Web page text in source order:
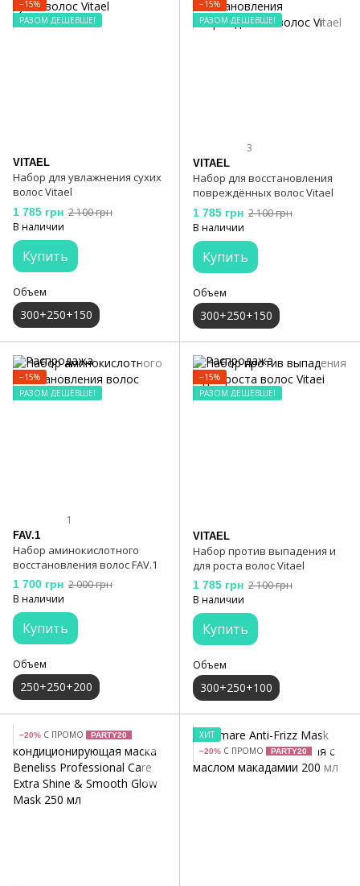
−15%
РАЗОМ ДЕШЕВШЕ!
VITAEL
Набор для увлажнения сухих
волос Vitael
1 785 грн 2 100 грн
В наличии
Купить
Объем
300+250+150
−15%
РАЗОМ ДЕШЕВШЕ!
3
VITAEL
Набор для восстановления
повреждённых волос Vitael
1 785 грн 2 100 грн
В наличии
Купить
Объем
300+250+150
−15%
РАЗОМ ДЕШЕВШЕ!
1
FAV.1
Набор аминокислотного
восстановления волос FAV.1
1 700 грн 2 000 грн
В наличии
Купить
Объем
250+250+200
−15%
РАЗОМ ДЕШЕВШЕ!
VITAEL
Набор против выпадения и
для роста волос Vitael
1 785 грн 2 100 грн
В наличии
Купить
Объем
300+250+100
−20% С ПРОМО PARTY20 ХИТ
−20% С ПРОМО PARTY20